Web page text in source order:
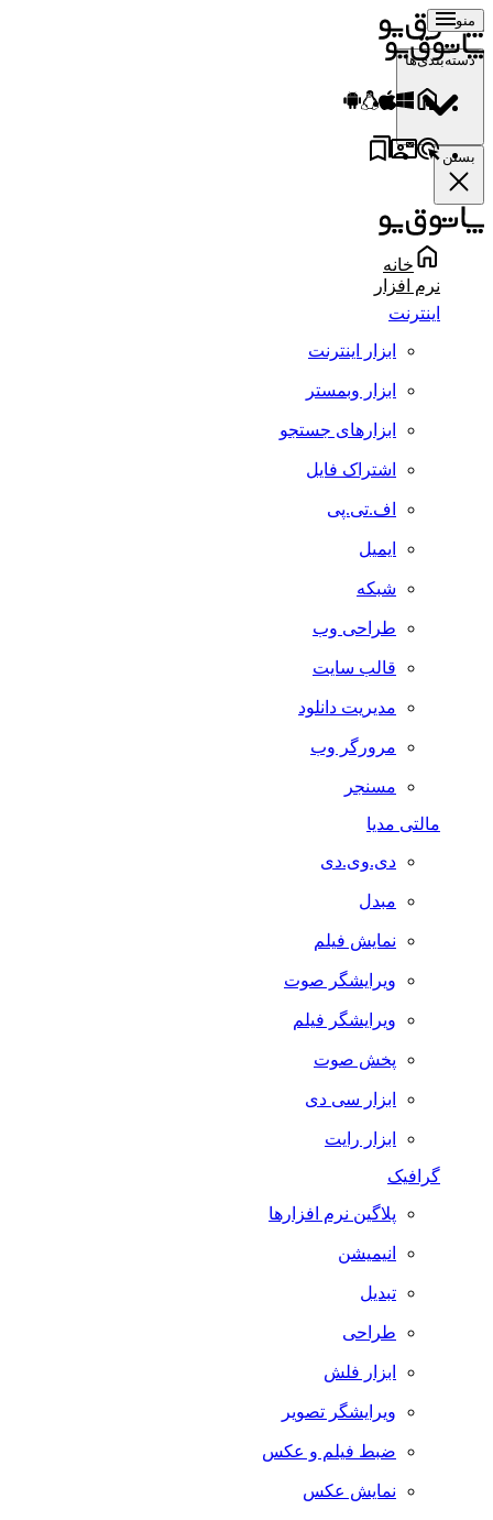
منو
دسته‌بندی‌ها
بستن
خانه
نرم افزار
اینترنت
ابزار اینترنت
ابزار وبمستر
ابزارهای جستجو
اشتراک فایل
اف.تی.پی
ایمیل
شبکه
طراحی وب
قالب سایت
مدیریت دانلود
مرورگر وب
مسنجر
مالتی مدیا
دی.وی.دی
مبدل
نمایش فیلم
ویرایشگر صوت
ویرایشگر فیلم
پخش صوت
ابزار سی دی
ابزار رایت
گرافیک
پلاگین نرم افزارها
انیمیشن
تبدیل
طراحی
ابزار فلش
ویرایشگر تصویر
ضبط فيلم و عكس
نمایش عکس